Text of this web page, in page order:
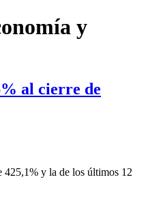
y
al cierre de
425,1% y la de los últimos 12